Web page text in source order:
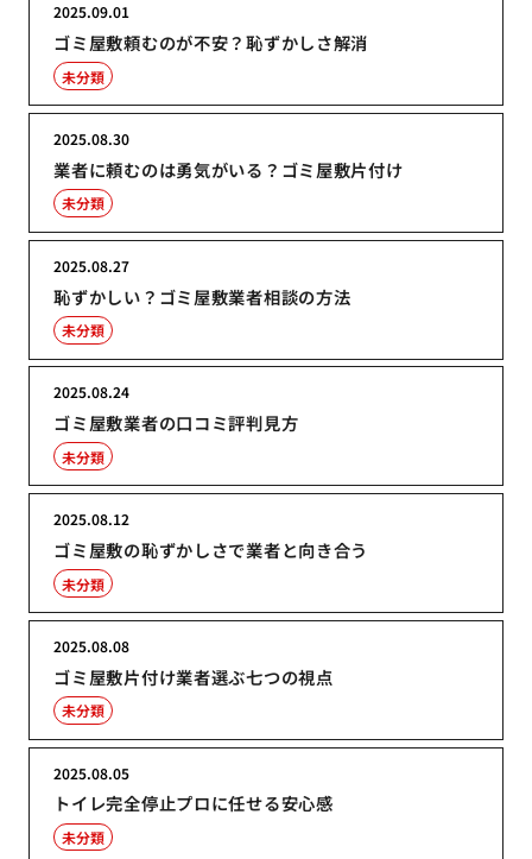
ゴミ屋敷頼むのが不安？恥ずかしさ解消
2025.09.01
未分類
業者に頼むのは勇気がいる？ゴミ屋敷片付け
2025.08.30
未分類
恥ずかしい？ゴミ屋敷業者相談の方法
2025.08.27
未分類
ゴミ屋敷業者の口コミ評判見方
2025.08.24
未分類
ゴミ屋敷の恥ずかしさで業者と向き合う
2025.08.12
未分類
ゴミ屋敷片付け業者選ぶ七つの視点
2025.08.08
未分類
トイレ完全停止プロに任せる安心感
2025.08.05
未分類